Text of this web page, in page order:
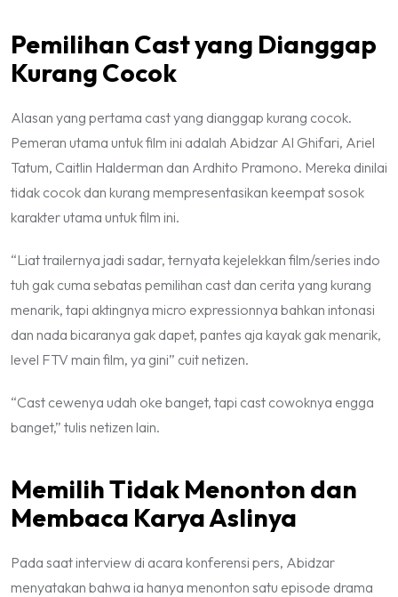
Pemilihan Cast yang Dianggap
Kurang Cocok
Alasan yang pertama cast yang dianggap kurang cocok.
Pemeran utama untuk film ini adalah Abidzar Al Ghifari, Ariel
Tatum, Caitlin Halderman dan Ardhito Pramono. Mereka dinilai
tidak cocok dan kurang mempresentasikan keempat sosok
karakter utama untuk film ini.
“Liat trailernya jadi sadar, ternyata kejelekkan film/series indo
tuh gak cuma sebatas pemilihan cast dan cerita yang kurang
menarik, tapi aktingnya micro expressionnya bahkan intonasi
dan nada bicaranya gak dapet, pantes aja kayak gak menarik,
level FTV main film, ya gini” cuit netizen.
“Cast cewenya udah oke banget, tapi cast cowoknya engga
banget,” tulis netizen lain.
Memilih Tidak Menonton dan
Membaca Karya Aslinya
Pada saat interview di acara konferensi pers, Abidzar
menyatakan bahwa ia hanya menonton satu episode drama